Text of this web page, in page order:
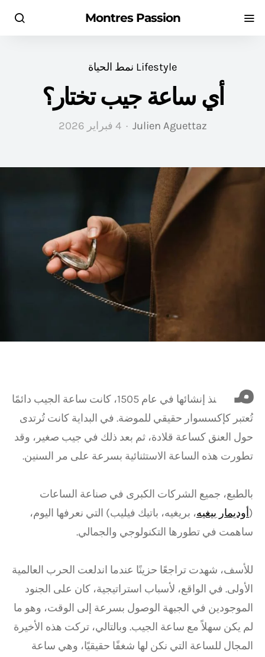
Montres Passion
Lifestyle نمط الحياة
أي ساعة جيب تختار؟
Julien Aguettaz 4 فبراير 2026
م
نذ إنشائها في عام 1505، كانت ساعة الجيب دائمًا
تُعتبر كإكسسوار حقيقي للموضة. في البداية كانت تُرتدى
حول العنق كساعة قلادة، ثم بعد ذلك في جيب صغير، وقد
تطورت هذه الساعة الاستثنائية بسرعة على مر السنين.
بالطبع، جميع الشركات الكبرى في صناعة الساعات
(أوديمار بيغيه، بريغيه، باتيك فيليب) التي نعرفها اليوم،
ساهمت في تطورها التكنولوجي والجمالي.
للأسف، شهدت تراجعًا حزينًا عندما اندلعت الحرب العالمية
الأولى. في الواقع، لأسباب استراتيجية، كان على الجنود
الموجودين في الجبهة الوصول بسرعة إلى الوقت، وهو ما
لم يكن سهلاً مع ساعة الجيب. وبالتالي، تركت هذه الأخيرة
المجال للساعة التي نكن لها شغفًا حقيقيًا، وهي ساعة